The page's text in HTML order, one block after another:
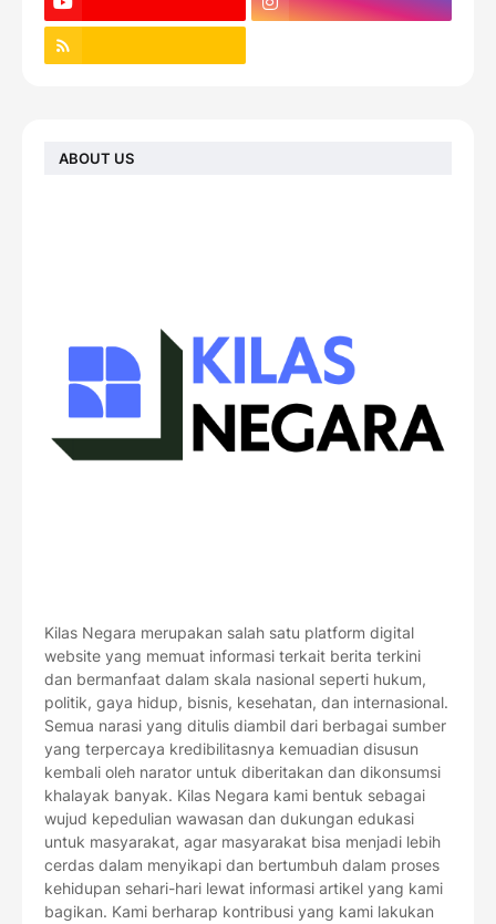
ABOUT US
Kilas Negara merupakan salah satu platform digital
website yang memuat informasi terkait berita terkini
dan bermanfaat dalam skala nasional seperti hukum,
politik, gaya hidup, bisnis, kesehatan, dan internasional.
Semua narasi yang ditulis diambil dari berbagai sumber
yang terpercaya kredibilitasnya kemuadian disusun
kembali oleh narator untuk diberitakan dan dikonsumsi
khalayak banyak. Kilas Negara kami bentuk sebagai
wujud kepedulian wawasan dan dukungan edukasi
untuk masyarakat, agar masyarakat bisa menjadi lebih
cerdas dalam menyikapi dan bertumbuh dalam proses
kehidupan sehari-hari lewat informasi artikel yang kami
bagikan. Kami berharap kontribusi yang kami lakukan